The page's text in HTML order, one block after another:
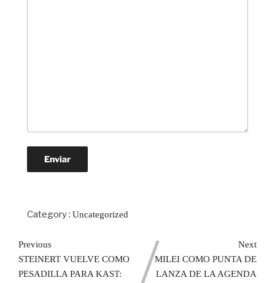
Category : Uncategorized
Previous
STEINERT VUELVE COMO
PESADILLA PARA KAST:
Next
MILEI COMO PUNTA DE
LANZA DE LA AGENDA